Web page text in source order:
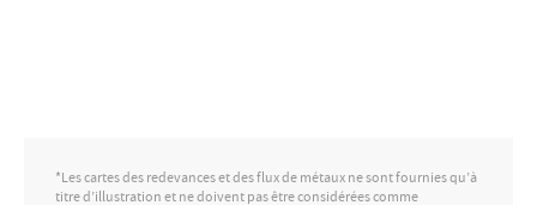
*Les cartes des redevances et des flux de métaux ne sont fournies qu’à
titre d’illustration et ne doivent pas être considérées comme